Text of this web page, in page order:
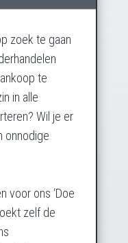
zoek te gaan
te
in alle
Wil je er
onnodige
voor ons ‘Doe
zelf de